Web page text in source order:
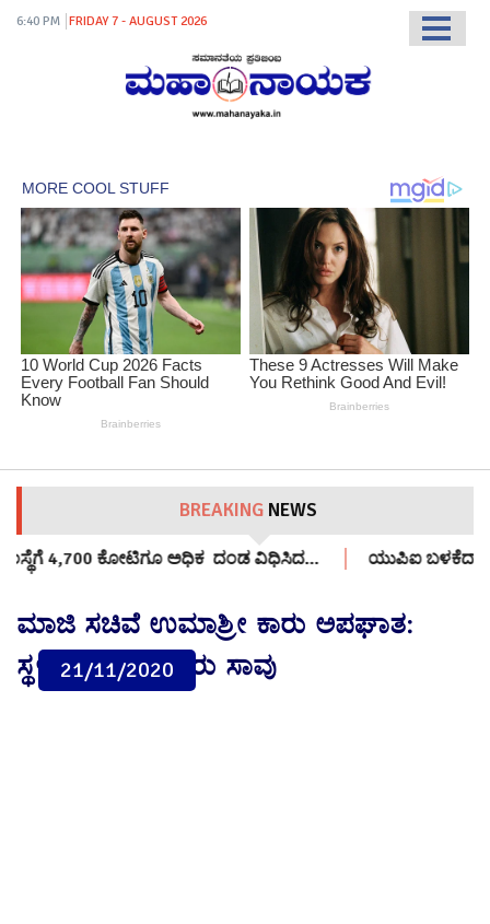
6:40 PM FRIDAY 7 - AUGUST 2026
BREAKING NEWS
ವಿಧಿಸಿದ… ಯುಪಿಐ ಬಳಕೆದಾರರು ಶುಲ್ಕ ಪಾವತಿಸಬೇಕೇ? ಕೇಂದ್ರ
ಮಾಜಿ ಸಚಿವೆ ಉಮಾಶ್ರೀ ಕಾರು ಅಪಘಾತ:
ಸ್ಥಳದಲ್ಲಿಯೇ ಇಬ್ಬರು ಸಾವು
21/11/2020